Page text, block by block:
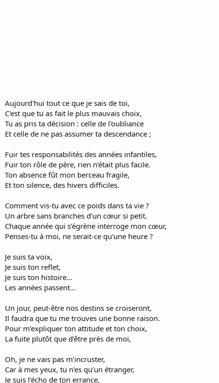
Aujourd'hui tout ce que je sais de toi,
C'est que tu as fait le plus mauvais choix,
Tu as pris ta décision : celle de l'oubliance
Et celle de ne pas assumer ta descendance ;
Fuir tes responsabilités des années infantiles,
Fuir ton rôle de père, rien n’était plus facile.
Ton absence fût mon berceau fragile,
Et ton silence, des hivers difficiles.
Comment vis-tu avec ce poids dans ta vie ?
Un arbre sans branches d’un cœur si petit.
Chaque année qui s’égrène interroge mon cœur,
Penses-tu à moi, ne serait-ce qu’une heure ?
Je suis ta voix,
Je suis ton reflet,
Je suis ton histoire…
Les années passent…
Un jour, peut-être nos destins se croiseront,
Il faudra que tu me trouves une bonne raison.
Pour m’expliquer ton attitude et ton choix,
La fuite plutôt que d’être près de moi,
Oh, je ne vais pas m’incruster,
Car à mes yeux, tu n’es qu’un étranger,
Je suis l’écho de ton errance,